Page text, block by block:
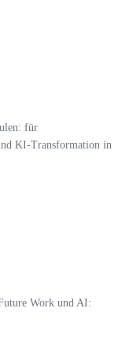
für
KI-Transformation in
Work und AI: